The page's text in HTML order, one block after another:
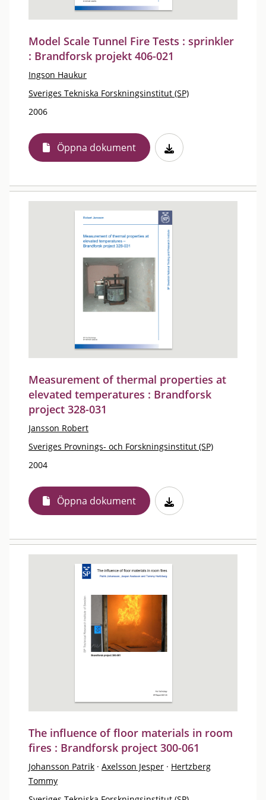
Model Scale Tunnel Fire Tests : sprinkler
: Brandforsk projekt 406-021
Ingson Haukur
Sveriges Tekniska Forskningsinstitut (SP)
2006
Öppna dokument
Measurement of thermal properties at
elevated temperatures : Brandforsk
project 328-031
Jansson Robert
Sveriges Provnings- och Forskningsinstitut (SP)
2004
Öppna dokument
The influence of floor materials in room
fires : Brandforsk project 300-061
Johansson Patrik · Axelsson Jesper · Hertzberg
Tommy